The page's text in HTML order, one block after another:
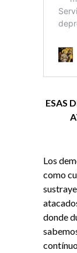
ESAS
Los
como
donde